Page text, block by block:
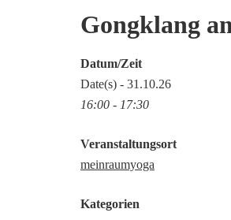
Gongklang
Datum/Zeit
Date(s) - 31.10.26
16:00 - 17:30
Veranstaltungsort
meinraumyoga
Kategorien